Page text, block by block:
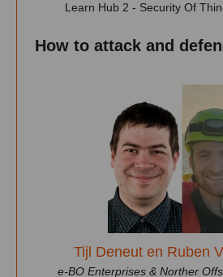
Learn Hub 2 - Security Of
How to attack and
Tijl Deneut en Ruben
e-BO Enterprises & Norther